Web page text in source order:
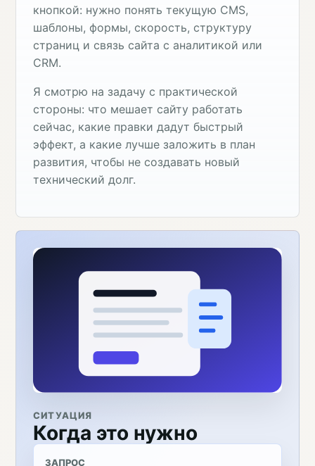
кнопкой: нужно понять текущую CMS,
шаблоны, формы, скорость, структуру
страниц и связь сайта с аналитикой или
CRM.
Я смотрю на задачу с практической
стороны: что мешает сайту работать
сейчас, какие правки дадут быстрый
эффект, а какие лучше заложить в план
развития, чтобы не создавать новый
технический долг.
СИТУАЦИЯ
Когда это нужно
ЗАПРОС